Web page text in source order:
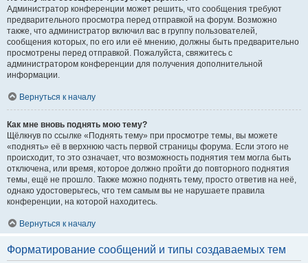
Администратор конференции может решить, что сообщения требуют
предварительного просмотра перед отправкой на форум. Возможно
также, что администратор включил вас в группу пользователей,
сообщения которых, по его или её мнению, должны быть предварительно
просмотрены перед отправкой. Пожалуйста, свяжитесь с
администратором конференции для получения дополнительной
информации.
Вернуться к началу
Как мне вновь поднять мою тему?
Щёлкнув по ссылке «Поднять тему» при просмотре темы, вы можете
«поднять» её в верхнюю часть первой страницы форума. Если этого не
происходит, то это означает, что возможность поднятия тем могла быть
отключена, или время, которое должно пройти до повторного поднятия
темы, ещё не прошло. Также можно поднять тему, просто ответив на неё,
однако удостоверьтесь, что тем самым вы не нарушаете правила
конференции, на которой находитесь.
Вернуться к началу
Форматирование сообщений и типы создаваемых тем